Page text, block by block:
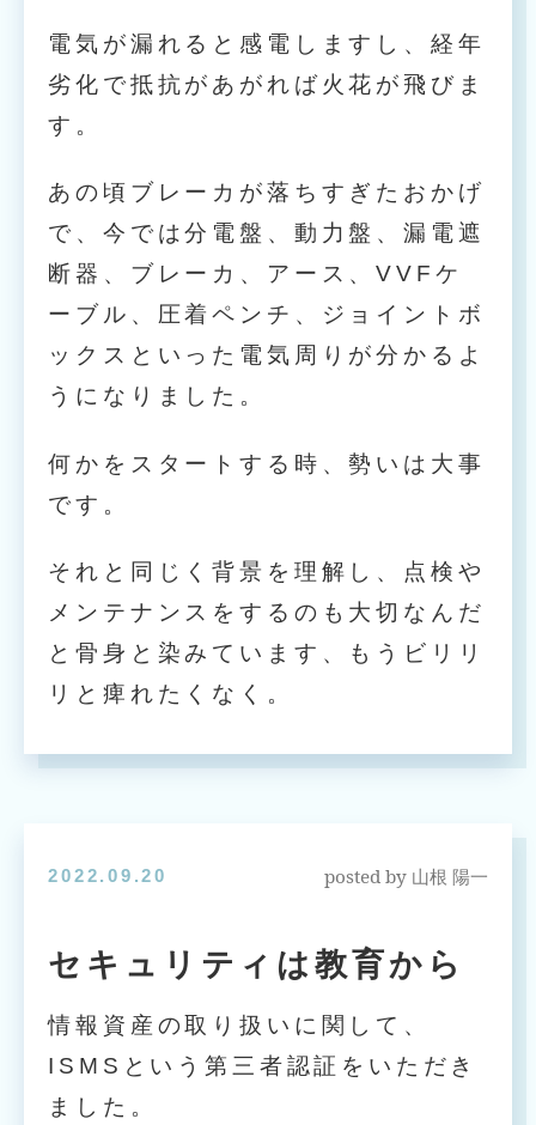
電気が漏れると感電しますし、経年
劣化で抵抗があがれば火花が飛びま
す。
あの頃ブレーカが落ちすぎたおかげ
で、今では分電盤、動力盤、漏電遮
断器、ブレーカ、アース、VVFケ
ーブル、圧着ペンチ、ジョイントボ
ックスといった電気周りが分かるよ
うになりました。
何かをスタートする時、勢いは大事
です。
それと同じく背景を理解し、点検や
メンテナンスをするのも大切なんだ
と骨身と染みています、もうビリリ
リと痺れたくなく。
2022.09.20 posted by 山根 陽一
セキュリティは教育から
情報資産の取り扱いに関して、
ISMSという第三者認証をいただき
ました。